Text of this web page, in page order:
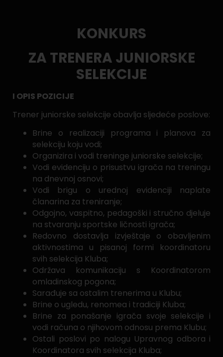
KONKURS
ZA TRENERA JUNIORSKE
SELEKCIJE
I OPIS POZICIJE
Trener juniorske selekcije obavlja sljedeće poslove:
Brine o realizaciji programa i planova za
selekciju koju vodi;
Organizira i vodi treninge juniorske selekcije;
Vodi evidenciju o prisustvu igrača na treningu
na dnevnoj osnovi;
Vodi brigu o urednoj evidenciji naplate
članarina za treniranje;
Odgojno, vaspitno, pedagoški i stručno djeluje
na stvaranju sportske ličnosti igrača;
Redovno dostavlja izvještaje o obavljenim
aktivnostima u pisanoj formi koordinatoru
svih selekcija Kluba;
Održava komunikaciju s Koordinatorom
omladinskog pogona;
Sarađuje sa ostalim trenerima u Klubu;
Brine o ugledu, renomea i tradiciji Kluba;
Brine za ponašanje igrača svoje selekcije i
vodi računa o njihovom odnosu prema Klubu;
Ostali poslovi po nalogu Upravnog odbora i
Koordinatora svih selekcija Kluba;